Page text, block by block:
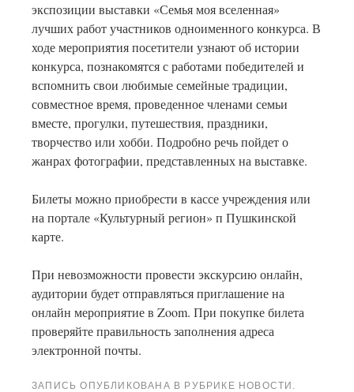
экспозиции выставки «Семья моя вселенная»
лучших работ участников одноименного конкурса. В
ходе мероприятия посетители узнают об истории
конкурса, познакомятся с работами победителей и
вспомнить свои любимые семейные традиции,
совместное время, проведенное членами семьи
вместе, прогулки, путешествия, праздники,
творчество или хобби. Подробно речь пойдет о
жанрах фотографии, представленных на выставке.
Билеты можно приобрести в кассе учреждения или
на портале «Культурный регион» п Пушкинской
карте.
При невозможности провести экскурсию онлайн,
аудитории будет отправляться приглашение на
онлайн мероприятие в Zoom. При покупке билета
проверяйте правильность заполнения адреса
электронной почты.
ЗАПИСЬ ОПУБЛИКОВАНА В РУБРИКЕ НОВОСТИ .